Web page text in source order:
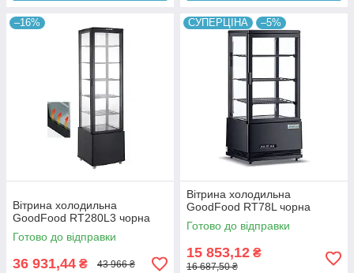
–16%
Вітрина холодильна
GoodFood RT280L3 чорна
Готово до відправки
36 931,44 ₴ 43 966 ₴
СУПЕРЦІНА –5%
Вітрина холодильна
GoodFood RT78L чорна
Готово до відправки
15 853,12 ₴
16 687,50 ₴